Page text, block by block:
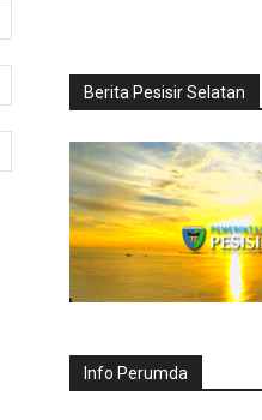
Berita Pesisir Selatan
Info Perumda